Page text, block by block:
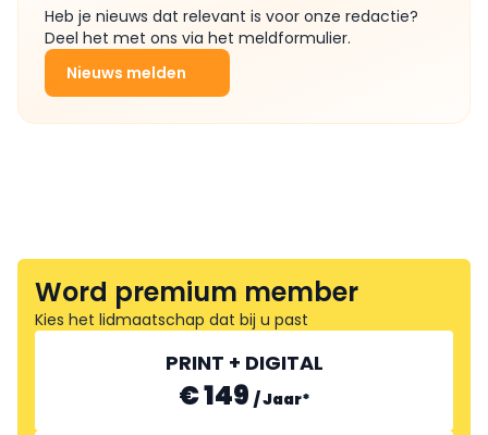
Heb je nieuws dat relevant is voor onze redactie?
Deel het met ons via het meldformulier.
Nieuws melden
Word premium member
Kies het lidmaatschap dat bij u past
PRINT + DIGITAL
€ 149 /Jaar*